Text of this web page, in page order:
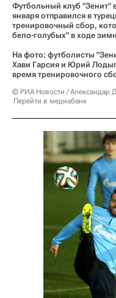
Футбольный клуб "Зенит"
января отправился в
тренировочный сбор,
бело-голубых" в ходе
На фото: футболисты
Хави Гарсия и Юрий
время тренировочного
© РИА Новости / Александар
Перейти в медиабанк